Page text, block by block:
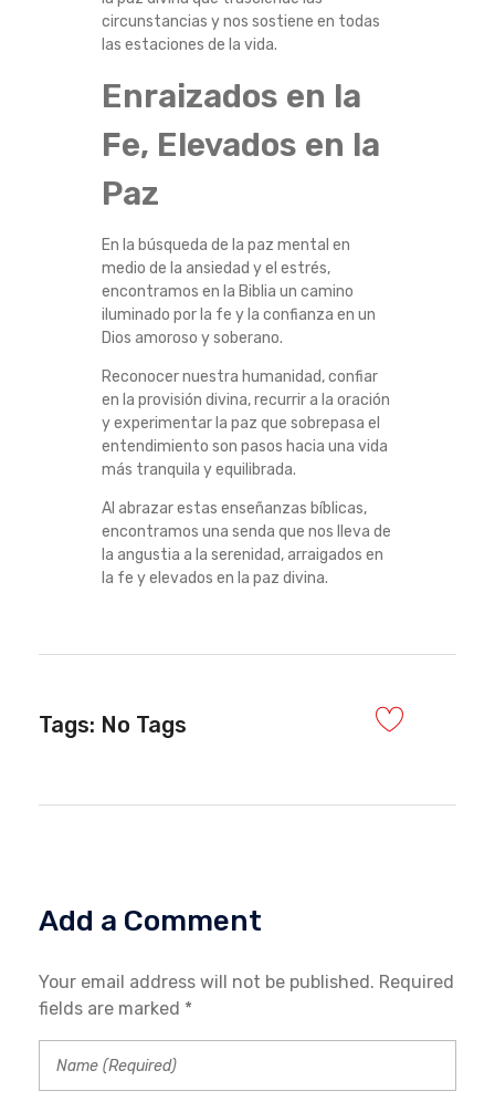
circunstancias y nos sostiene en todas
las estaciones de la vida.
Enraizados en la
Fe, Elevados en la
Paz
En la búsqueda de la paz mental en
medio de la ansiedad y el estrés,
encontramos en la Biblia un camino
iluminado por la fe y la confianza en un
Dios amoroso y soberano.
Reconocer nuestra humanidad, confiar
en la provisión divina, recurrir a la oración
y experimentar la paz que sobrepasa el
entendimiento son pasos hacia una vida
más tranquila y equilibrada.
Al abrazar estas enseñanzas bíblicas,
encontramos una senda que nos lleva de
la angustia a la serenidad, arraigados en
la fe y elevados en la paz divina.
Tags: No Tags
Add a Comment
Your email address will not be published. Required
fields are marked *